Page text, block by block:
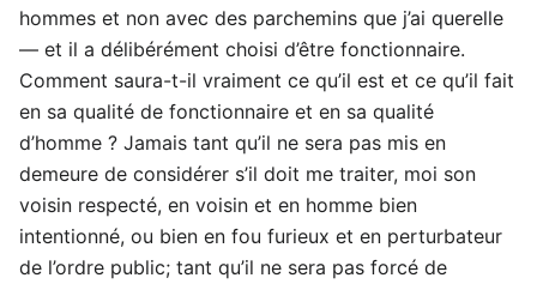
hommes et non avec des parchemins que j’ai querelle
— et il a délibérément choisi d’être fonctionnaire.
Comment saura-t-il vraiment ce qu’il est et ce qu’il fait
en sa qualité de fonctionnaire et en sa qualité
d’homme ? Jamais tant qu’il ne sera pas mis en
demeure de considérer s’il doit me traiter, moi son
voisin respecté, en voisin et en homme bien
intentionné, ou bien en fou furieux et en perturbateur
de l’ordre public; tant qu’il ne sera pas forcé de